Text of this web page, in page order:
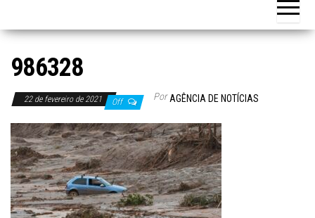
986328
22 de fevereiro de 2021 Off Por AGÊNCIA DE NOTÍCIAS